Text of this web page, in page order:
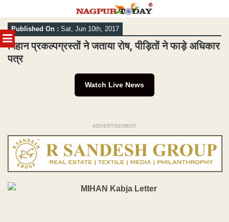
MENU
Skip
to
content
Published On : Sat, Jun 10th, 2017
मिहान प्रकल्पग्रस्तों ने जताया रोष, पीड़ितों ने फाड़े अधिकार
पत्र
Watch Live News
ADVERTISEMENT